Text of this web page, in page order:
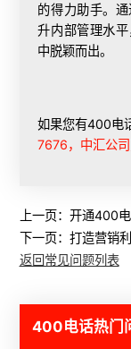
的得力助手。
升内部管理水
中脱颖而出。
如果您有400电
7676，中汇公司
上一页： 开通400
下一页： 打造营销
返回常见问题列表
400电话热门